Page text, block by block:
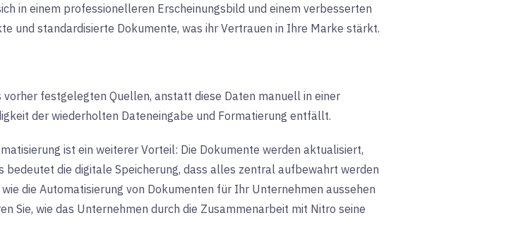
in einem professionelleren Erscheinungsbild und einem verbesserten
und standardisierte Dokumente, was ihr Vertrauen in Ihre Marke stärkt.
festgelegten Quellen, anstatt diese Daten manuell in einer
der wiederholten Dateneingabe und Formatierung entfällt.
ist ein weiterer Vorteil: Die Dokumente werden aktualisiert,
die digitale Speicherung, dass alles zentral aufbewahrt werden
die Automatisierung von Dokumenten für Ihr Unternehmen aussehen
Sie, wie das Unternehmen durch die Zusammenarbeit mit Nitro seine